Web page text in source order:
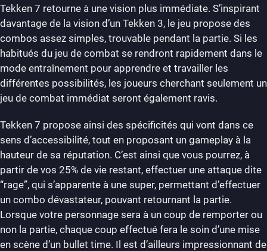
Tekken 7 retourne à une vision plus immédiate. S’inspirant
davantage de la vision d’un Tekken 3, le jeu propose des
combos assez simples, trouvable pendant la partie. Si les
habitués du jeu de combat se rendront rapidement dans le
mode entraînement pour apprendre et travailler les
différentes possibilités, les joueurs cherchant seulement un
jeu de combat immédiat seront également ravis.
Tekken 7 propose ainsi des spécificités qui vont dans ce
sens d’accessibilité, tout en proposant un gameplay à la
hauteur de sa réputation. C’est ainsi que vous pourrez, à
partir de vos 25% de vie restant, effectuer une attaque dite
“rage”, qui s’apparente à une super, permettant d’effectuer
un combo dévastateur, pouvant retournant la partie.
Lorsque votre personnage sera à un coup de remporter ou
non la partie, chaque coup effectué fera le soin d’une mise
en scène d’un bullet time. Il est d’ailleurs impressionnant de